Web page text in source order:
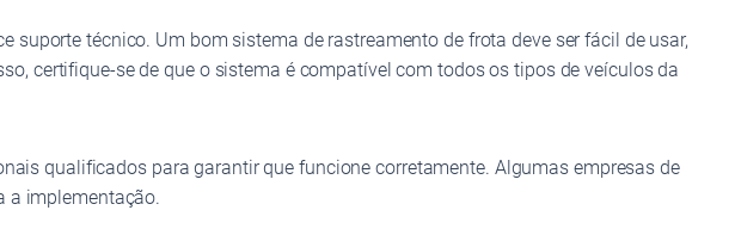
suporte técnico. Um bom sistema de rastreamento de frota deve ser fácil de usar,
certifique-se de que o sistema é compatível com todos os tipos de veículos da
qualificados para garantir que funcione corretamente. Algumas empresas de
a implementação.